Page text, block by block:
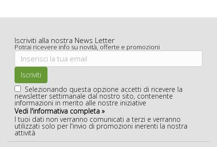
Iscriviti alla nostra News Letter
Potrai ricevere info su novità, offerte e promozioni
Iscriviti
Selezionando questa opzione accetti di ricevere la
newsletter settimanale dal nostro sito, contenente
informazioni in merito alle nostre iniziative
Vedi l'informativa completa »
I tuoi dati non verranno comunicati a terzi e verranno
utilizzati solo per l'invio di promozioni inerenti la nostra
attività